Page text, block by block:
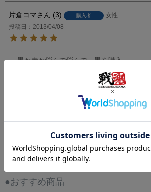
片倉コマ 3 購入者
女性
投稿日
2013/04/08
黒か赤か悩んで悩んで、黒を購入。
真田と言ったら赤だけど、着れる勇気が
見た目以上にいいです。赤も揃えたい。
すべてのレビューを見る
レビューを書く
●おすすめ商品